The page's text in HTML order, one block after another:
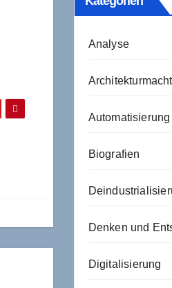
Analyse
Architekturmacht
Automatisierung
Biografien
Denken und
Digitalisierung